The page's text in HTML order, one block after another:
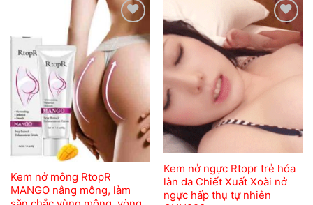
Add to
wishlist
Kem nở mông RtopR
MANGO nâng mông, làm
Add to
Kem nở ngực Rtopr trẻ hóa
làn da Chiết Xuất Xoài nở
ngực hấp thụ tự nhiên